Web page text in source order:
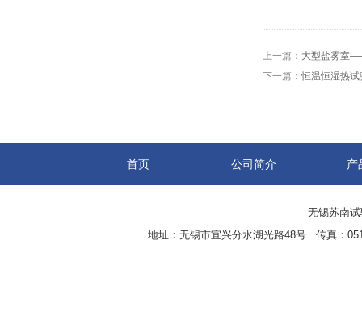
上一篇： 大型盐雾室
下一篇：恒温恒湿热
首页 公司简介 产
无锡苏南
地址：无锡市宜兴分水湖光路48号 传真：